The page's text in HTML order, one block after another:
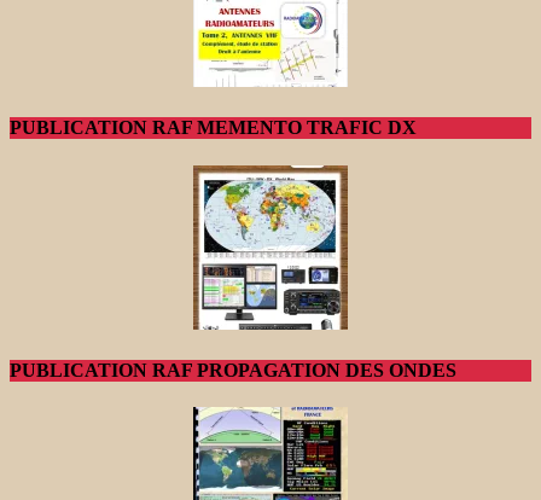
PUBLICATION RAF MEMENTO TRAFIC DX
PUBLICATION RAF PROPAGATION DES ONDES